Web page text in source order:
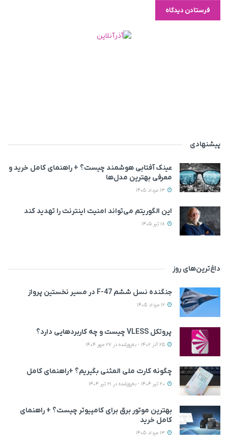
پیشنهادی
عینک آفتابی هوشمند چیست؟ + راهنمای کامل خرید و
معرفی بهترین مدل‌ها
این الگوریتم می‌تواند امنیت اینترنت را تهدید کند
داغ‌ترین‌های روز
جنگنده نسل ششم F-47 در مسیر نخستین پرواز
پروتکل VLESS چیست و چه کاربردهایی دارد؟
چگونه کارت ملی المثنی بگیریم؟ +راهنمای کامل
بهترین موتور برق برای کامپیوتر چیست؟ + راهنمای
کامل خرید